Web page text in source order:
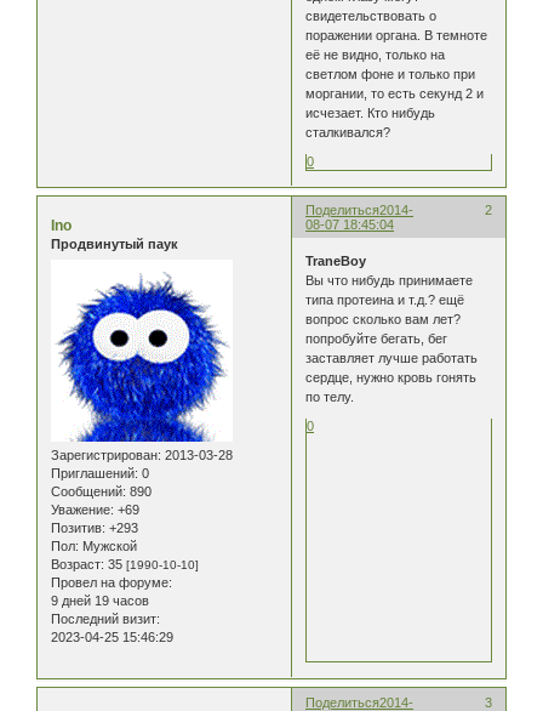
свидетельствовать о
поражении органа. В темноте
её не видно, только на
светлом фоне и только при
моргании, то есть секунд 2 и
исчезает. Кто нибудь
сталкивался?
0
Поделиться 2
2014-
08-07 18:45:04
Ino
Продвинутый паук
Зарегистрирован: 2013-03-28
Приглашений: 0
Сообщений: 890
Уважение: +69
Позитив: +293
Пол: Мужской
Возраст: 35 [1990-10-10]
Провел на форуме:
9 дней 19 часов
Последний визит:
2023-04-25 15:46:29
TraneBoy
Вы что нибудь принимаете
типа протеина и т.д.? ещё
вопрос сколько вам лет?
попробуйте бегать, бег
заставляет лучше работать
сердце, нужно кровь гонять
по телу.
0
Поделиться 3
2014-